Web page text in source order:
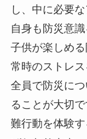
し、中に必要
自身も防災意
子供が楽しめ
常時のストレ
全員で防災に
ることが大切
難行動を体験